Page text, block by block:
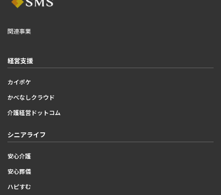
関連事業
経営支援
カイポケ
かべなしクラウド
介護経営ドットコム
シニアライフ
安心介護
安心葬儀
ハピすむ